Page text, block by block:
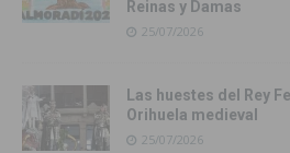
Reinas y Damas
25/07/2026
Las huestes del Rey
Orihuela medieval
25/07/2026